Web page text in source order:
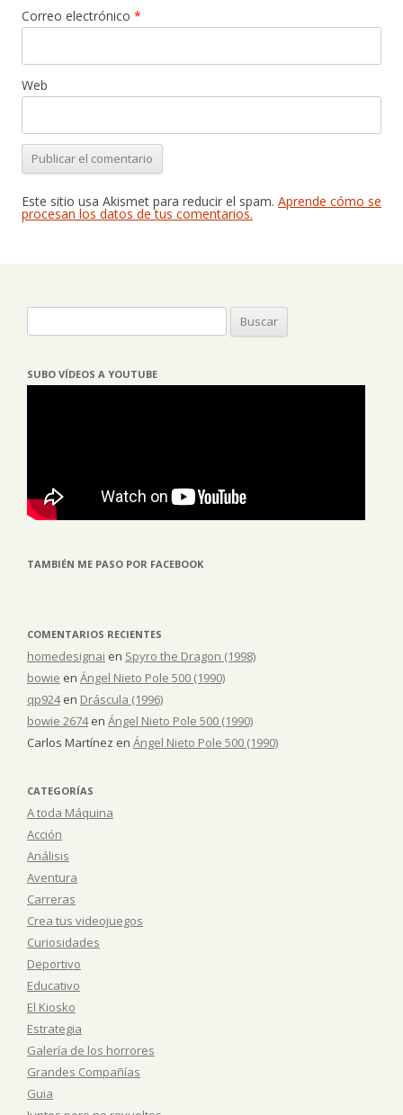
Correo electrónico *
Web
Este sitio usa Akismet para reducir el spam. Aprende cómo se
procesan los datos de tus comentarios.
SUBO VÍDEOS A YOUTUBE
TAMBIÉN ME PASO POR FACEBOOK
COMENTARIOS RECIENTES
homedesignai en Spyro the Dragon (1998)
bowie en Ángel Nieto Pole 500 (1990)
qp924en Dráscula (1996)
bowie 2674en Ángel Nieto Pole 500 (1990)
Carlos Martínez en Ángel Nieto Pole 500 (1990)
CATEGORÍAS
A toda Máquina
Acción
Análisis
Aventura
Carreras
Crea tus videojuegos
Curiosidades
Deportivo
Educativo
El Kiosko
Estrategia
Galería de los horrores
Grandes Compañías
Guia